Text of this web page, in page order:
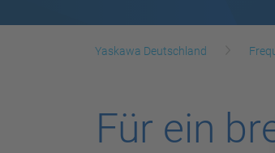
Yaskawa Deutschland
Für ein